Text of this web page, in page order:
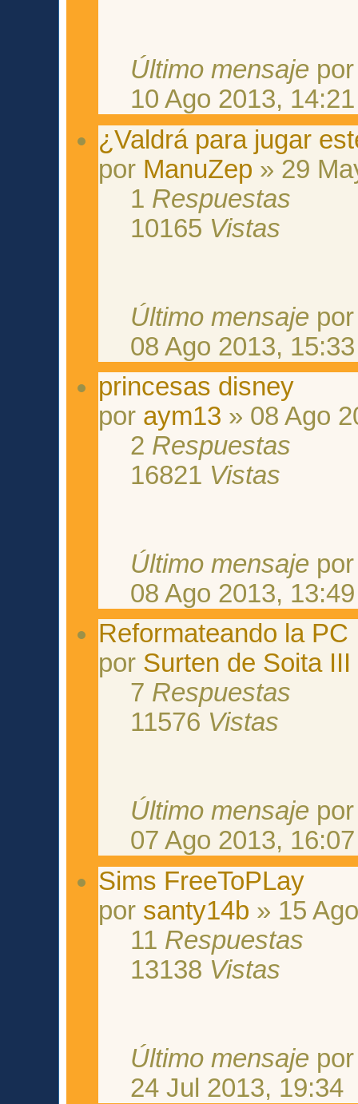
Último mensaje
10 Ago 2013, 14:21
¿Valdrá para jugar
por ManuZep » 29
1 Respuestas
10165 Vistas
Último mensaje
08 Ago 2013, 15:33
princesas disney
por aym13 » 08 Ago
2 Respuestas
16821 Vistas
Último mensaje
08 Ago 2013, 13:49
Reformateando la PC
por Surten de Soita III
7 Respuestas
11576 Vistas
Último mensaje
07 Ago 2013, 16:07
Sims FreeToPLay
por santy14b » 15
11 Respuestas
13138 Vistas
Último mensaje
24 Jul 2013, 19:34